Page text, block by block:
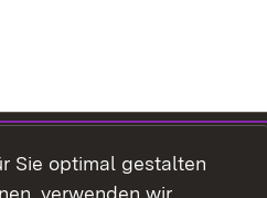
Erklärung zur
Sie optimal gestalten
verwenden wir